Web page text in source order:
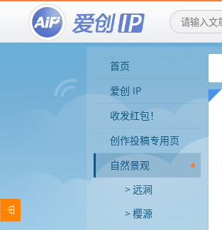
首页
爱创 IP
收发红包！
创作投稿专用页
自然景观
远涧
樱源